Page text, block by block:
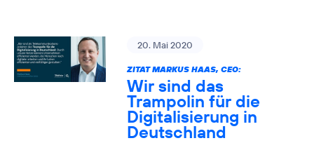
20. Mai 2020
ZITAT MARKUS HAAS, CEO:
Wir sind das
Trampolin für die
Digitalisierung in
Deutschland